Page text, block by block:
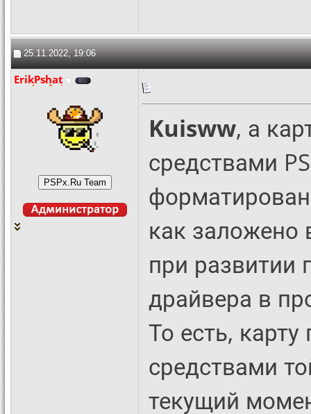
25.11.2022, 19:06
ErikPshat
Kuisww, а
средствами
как заложено
при развитии
драйвера в
То есть,
средствами
текущий